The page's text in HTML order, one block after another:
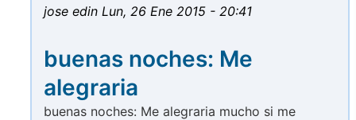
jose edin Lun, 26 Ene 2015 - 20:41
buenas noches: Me
alegraria
buenas noches: Me alegraria mucho si me